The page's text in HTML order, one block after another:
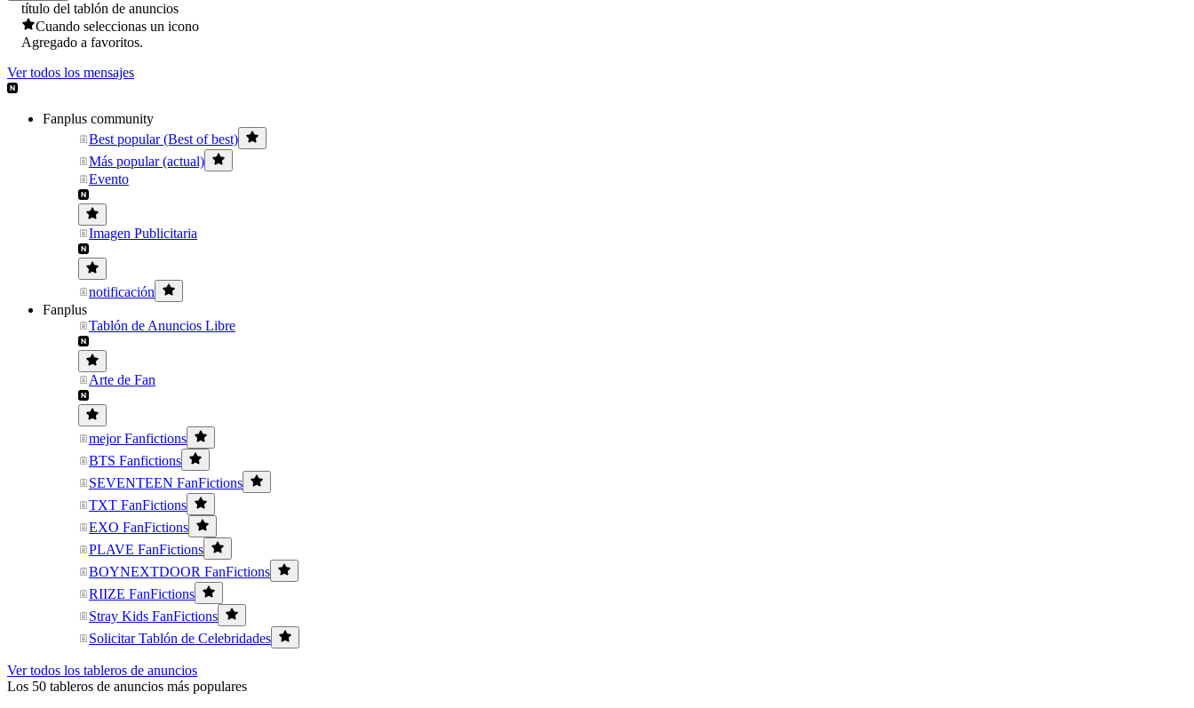
título del tablón de anuncios
Cuando seleccionas un icono
Agregado a favoritos.
Ver todos los mensajes
Fanplus community
Best popular (Best of best)
Más popular (actual)
Evento
Imagen Publicitaria
notificación
Fanplus
Tablón de Anuncios Libre
Arte de Fan
mejor Fanfictions
BTS Fanfictions
SEVENTEEN FanFictions
TXT FanFictions
EXO FanFictions
PLAVE FanFictions
BOYNEXTDOOR FanFictions
RIIZE FanFictions
Stray Kids FanFictions
Solicitar Tablón de Celebridades
Ver todos los tableros de anuncios
Los 50 tableros de anuncios más populares